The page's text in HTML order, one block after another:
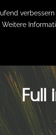
Anmelden
Full
Weitere